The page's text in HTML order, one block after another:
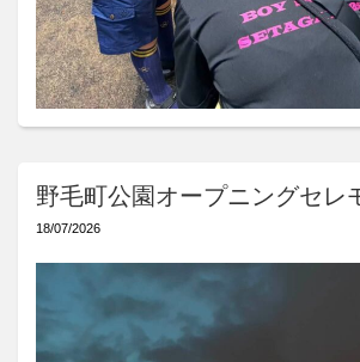
野毛町公園オープニングセレ
18/07/2026